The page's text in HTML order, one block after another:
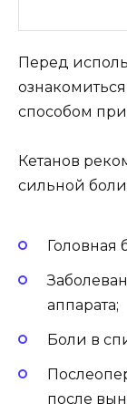
Перед
способом
Кетанов
сильной
Головная
аппарата;
Боли в
после